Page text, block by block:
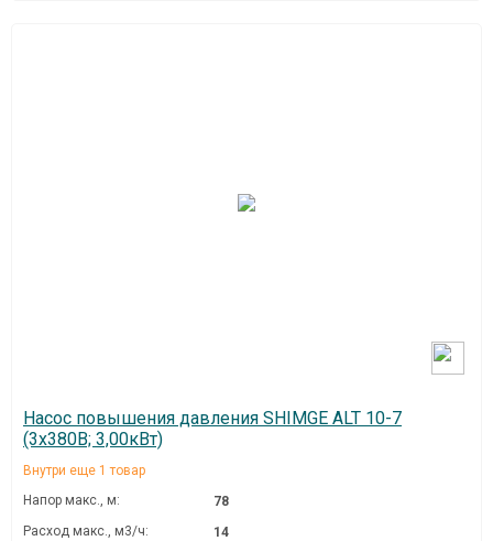
Насос повышения давления SHIMGE ALT 10-7
(3х380В; 3,00кВт)
Внутри еще 1 товар
Напор макс., м:
78
Расход макс., м3/ч:
14